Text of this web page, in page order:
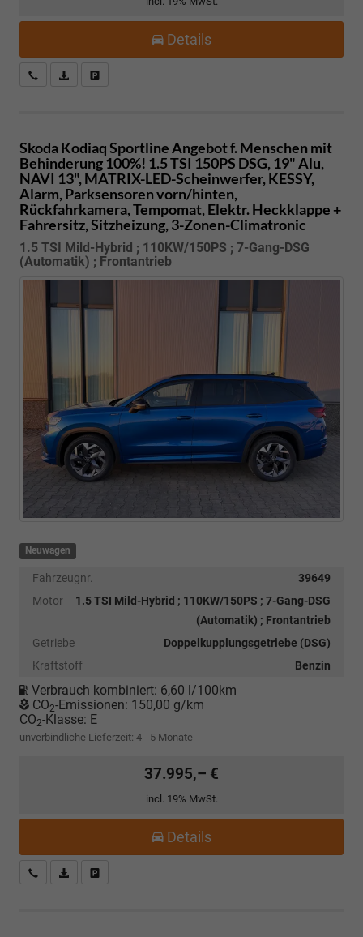
Details
Kostenloser Rückruf-Service
PDF-Datei, Fahrzeugexposé drucken
Skoda KodiaqSportline Angebot f. Menschen mit
Behinderung 100%! 1.5 TSI 150PS DSG, 19" Alu,
NAVI 13", MATRIX-LED-Scheinwerfer, KESSY,
Alarm, Parksensoren vorn/hinten,
Rückfahrkamera, Tempomat, Elektr. Heckklappe +
Fahrersitz, Sitzheizung, 3-Zonen-Climatronic
1.5 TSI Mild-Hybrid ; 110KW/150PS ; 7-Gang-DSG
(Automatik) ; Frontantrieb
Neuwagen
Fahrzeugnr.
39649
Motor
1.5 TSI Mild-Hybrid ; 110KW/150PS ; 7-Gang-DSG
(Automatik) ; Frontantrieb
Getriebe
Doppelkupplungsgetriebe (DSG)
Kraftstoff
Benzin
Verbrauch kombiniert: 6,60 l/100km
CO2-Emissionen: 150,00 g/km
CO2-Klasse: E
unverbindliche Lieferzeit: 4 - 5 Monate
37.995,– €
incl. 19% MwSt.
Details
Kostenloser Rückruf-Service
PDF-Datei, Fahrzeugexposé drucken